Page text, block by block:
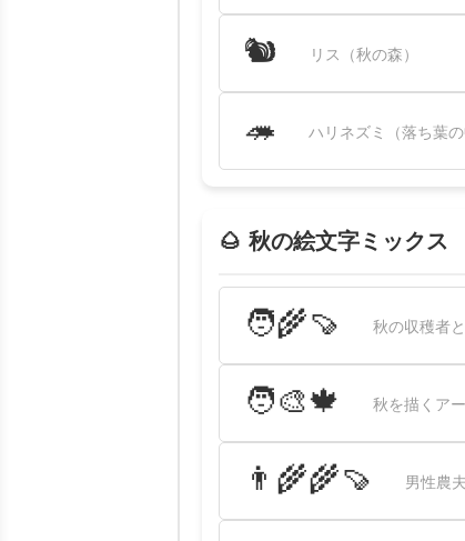
🐿 リス（秋の森）
🦔 ハリネズミ（落ち葉の
🌰 秋の絵文字ミックス
🧑‍🌾🍠 秋の収穫者
🧑‍🎨🍁 秋を描くア
👨‍🌾🌾🍠 男性農